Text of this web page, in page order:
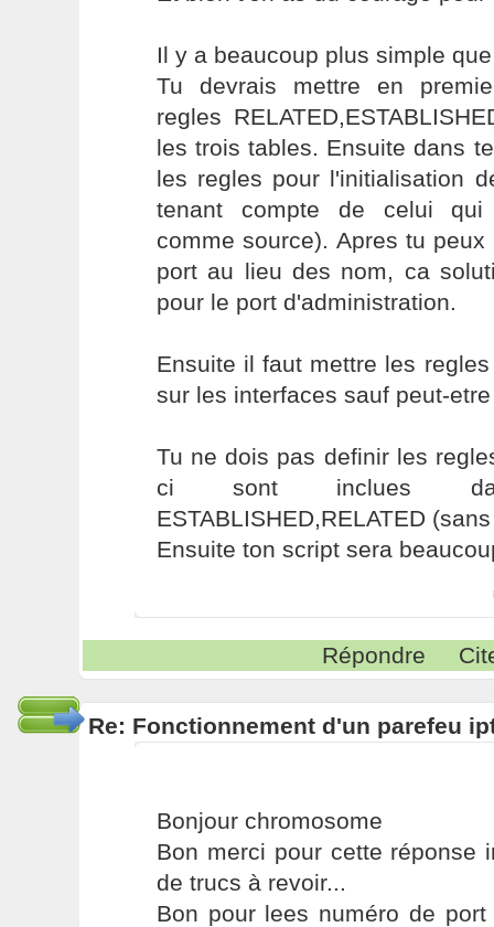
Il y a beaucoup plus simple
Tu devrais mettre en
regles
les trois tables. Ensuite dans
les regles pour l'initialisation
tenant compte de celui
comme source). Apres tu
port au lieu des nom, ca
pour le port d'administration.
Ensuite il faut mettre les
sur les interfaces sauf peut-
Tu ne dois pas definir les
ci sont inclues
ESTABLISHED,RELATED
Ensuite ton script sera
Répondre
Re: Fonctionnement d'un parefeu
Bonjour chromosome
Bon merci pour cette réponse
de trucs à revoir...
Bon pour lees numéro de